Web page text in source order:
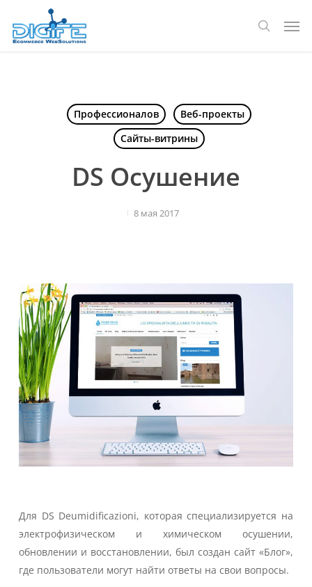
основному
поиск
Профессионалов
Веб-проекты
Сайты-витрины
DS Осушение
8 мая 2017
Для DS Deumidificazioni, которая специализируется на
электрофизическом и химическом осушении,
обновлении и восстановлении, был создан сайт «Блог»,
где пользователи могут найти ответы на свои вопросы.